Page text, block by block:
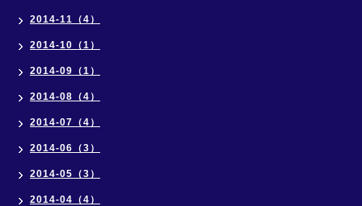
2014-11（4）
2014-10（1）
2014-09（1）
2014-08（4）
2014-07（4）
2014-06（3）
2014-05（3）
2014-04（4）